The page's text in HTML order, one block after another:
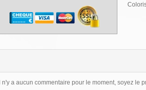
Il n'y a aucun commentaire pour le moment, soyez le